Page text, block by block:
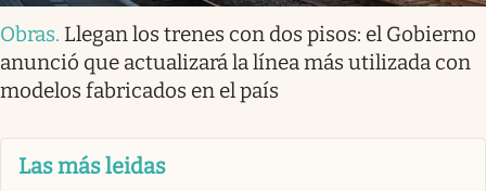
Obras. Llegan los trenes con dos pisos: el Gobierno
anunció que actualizará la línea más utilizada con
modelos fabricados en el país
Las más leidas